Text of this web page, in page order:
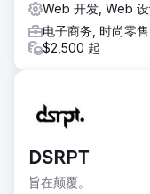
Web 开发, Web
电子商务, 时尚零售
$2,500 起
DSRPT
旨在颠覆。